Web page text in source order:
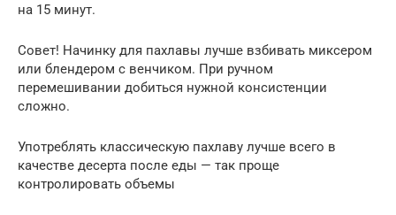
на 15 минут.
Совет! Начинку для пахлавы лучше взбивать миксером
или блендером с венчиком. При ручном
перемешивании добиться нужной консистенции
сложно.
Употреблять классическую пахлаву лучше всего в
качестве десерта после еды — так проще
контролировать объемы